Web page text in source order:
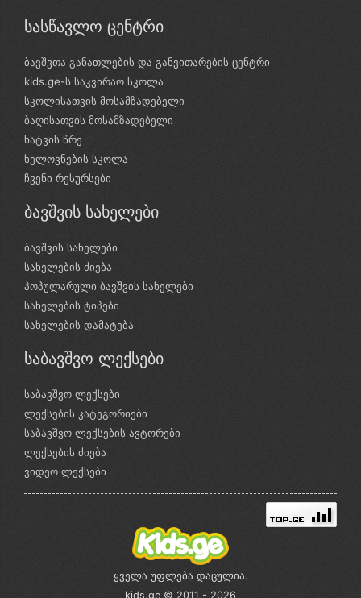
სასწავლო ცენტრი
ბავშვთა განათლების და განვითარების ცენტრი
kids.ge-ს საკვირაო სკოლა
სკოლისათვის მოსამზადებელი
ბაღისათვის მოსამზადებელი
ხატვის წრე
ხელოვნების სკოლა
ჩვენი რესურსები
ბავშვის სახელები
ბავშვის სახელები
სახელების ძიება
პოპულარული ბავშვის სახელები
სახელების ტიპები
სახელების დამატება
საბავშვო ლექსები
საბავშვო ლექსები
ლექსების კატეგორიები
საბავშვო ლექსების ავტორები
ლექსების ძიება
ვიდეო ლექსები
ყველა უფლება დაცულია.
kids.ge © 2011 - 2026